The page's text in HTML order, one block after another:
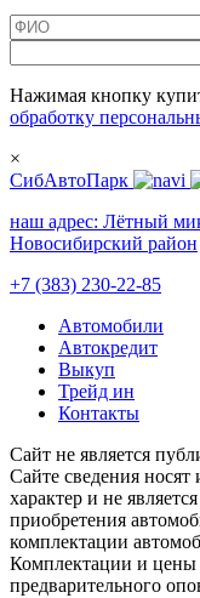
Нажимая кнопку
обработку
×
СибАвтоПарк
наш адрес: Лётный
Новосибирский район
+7 (383) 230-22-85
Автомобили
Автокредит
Выкуп
Трейд ин
Контакты
Cайт не является
Сайте сведения
характер и не
приобретения
комплектации
Комплектации и цены
предварительного